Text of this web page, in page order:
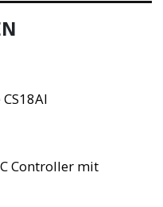
Controller mit